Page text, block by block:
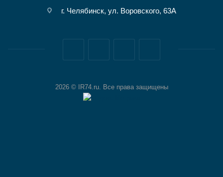
г. Челябинск, ул. Воровского, 63А
2026 © IR74.ru. Все права защищены